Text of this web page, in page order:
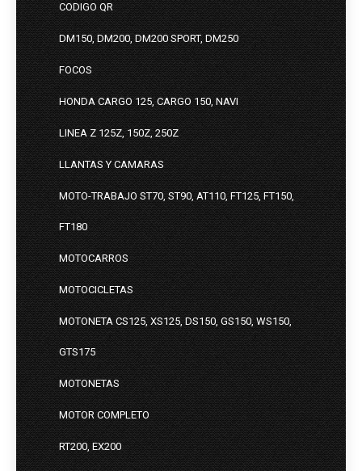
CODIGO QR
DM150, DM200, DM200 SPORT, DM250
FOCOS
HONDA CARGO 125, CARGO 150, NAVI
LINEA Z 125Z, 150Z, 250Z
LLANTAS Y CAMARAS
MOTO-TRABAJO ST70, ST90, AT110, FT125, FT150,
FT180
MOTOCARROS
MOTOCICLETAS
MOTONETA CS125, XS125, DS150, GS150, WS150,
GTS175
MOTONETAS
MOTOR COMPLETO
RT200, EX200